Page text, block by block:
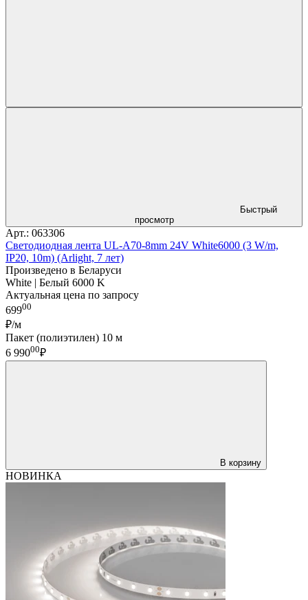
Быстрый
просмотр
Арт.: 063306
Светодиодная лента UL-A70-8mm 24V White6000 (3 W/m,
IP20, 10m) (Arlight, 7 лет)
Произведено в Беларуси
White | Белый 6000 K
Актуальная цена по запросу
69900
₽/м
Пакет (полиэтилен) 10 м
6 99000₽
В корзину
НОВИНКА